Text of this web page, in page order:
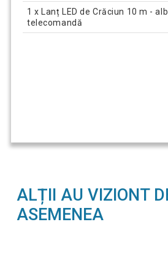
1 x Lanț LED de Crăciun 10 m -
telecomandă
ALȚII AU VIZIONT
ASEMENEA